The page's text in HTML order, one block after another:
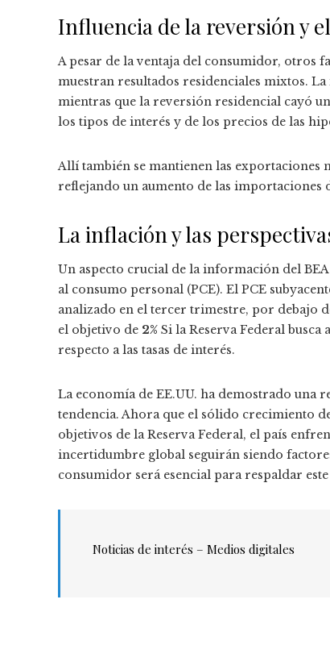
Influencia de la reversión y
A pesar de la ventaja del consumidor, otros
muestran resultados residenciales mixtos.
mientras que la reversión residencial cayó un
los tipos de interés y de los precios de las
Allí también se mantienen las exportaciones
reflejando un aumento de las importaciones
La inflación y las
Un aspecto crucial de la información del
al consumo personal (PCE). El PCE
analizado en el tercer trimestre, por debajo
el objetivo de 2% Si la Reserva Federal
respecto a las tasas de interés.
La economía de EE.UU. ha demostrado una
tendencia. Ahora que el sólido crecimiento
objetivos de la Reserva Federal, el país
incertidumbre global seguirán siendo
consumidor será esencial para respaldar
Noticias de interés – Medios digitales